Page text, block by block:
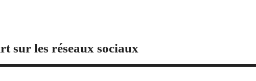
sur les réseaux sociaux